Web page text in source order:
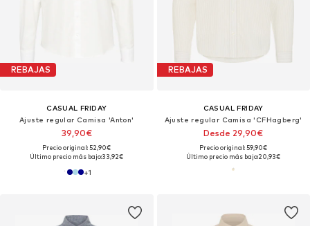
REBAJAS
CASUAL FRIDAY
Ajuste regular Camisa 'Anton'
39,90€
Precio original: 52,90€
Último precio más bajo:33,92€
+1
REBAJAS
CASUAL FRIDAY
Ajuste regular Camisa 'CFHagberg'
Desde 29,90€
Precio original: 59,90€
Último precio más bajo:20,93€